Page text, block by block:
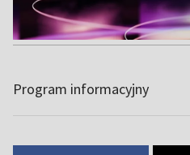
Program informacyjny